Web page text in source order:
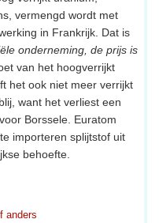
vermengd wordt met
in Frankrijk. Dat is
onderneming, de prijs is
van het hoogverrijkt
het ook niet meer verrijkt
want het verliest een
Borssele. Euratom
importeren splijtstof uit
behoefte.
anders